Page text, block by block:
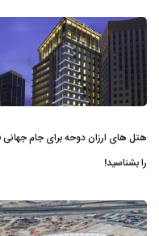
هتل های ارزان دوحه برای جام جهانی
را بشناسید!